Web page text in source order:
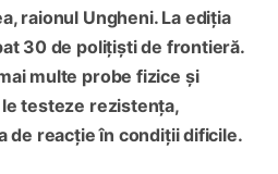
raionul Ungheni. La ediția
30 de polițiști de frontieră.
multe probe fizice și
testeze rezistența,
de reacție în condiții dificile.